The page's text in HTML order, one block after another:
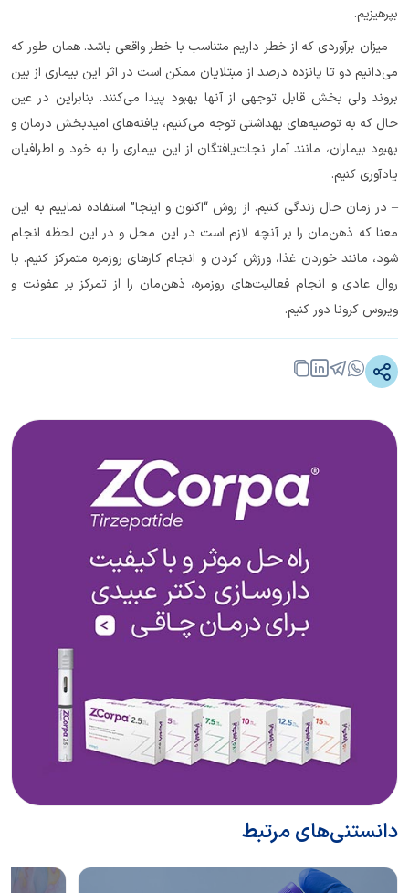
بپرهیزیم.
– میزان برآوردی که از خطر داریم متناسب با خطر واقعی باشد. همان طور که
می‌دانیم دو تا پانزده درصد از مبتلایان ممکن است در اثر این بیماری از بین
بروند ولی بخش قابل توجهی از آنها بهبود پیدا می‌کنند. بنابراین در عین
حال که به توصیه‌های بهداشتی توجه می‌کنیم، یافته‌های امیدبخش درمان و
بهبود بیماران، مانند آمار نجات‌یافتگان از این بیماری را به خود و اطرافیان
یادآوری کنیم.
– در زمان حال زندگی کنیم. از روش “اکنون و اینجا” استفاده نماییم به این
معنا که ذهن‌مان را بر آنچه لازم است در این محل و در این لحظه انجام
شود، مانند خوردن غذا، ورزش کردن و انجام کارهای روزمره متمرکز کنیم. با
روال عادی و انجام فعالیت‌های روزمره، ذهن‌مان را از تمرکز بر عفونت و
ویروس کرونا دور کنیم.
دانستنی‌های مرتبط